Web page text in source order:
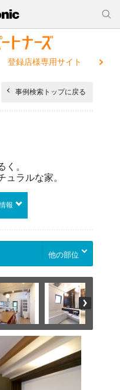
登録店様専用サイト
事例検索トップに戻る
く。
ュラルな家。
報
他の部位